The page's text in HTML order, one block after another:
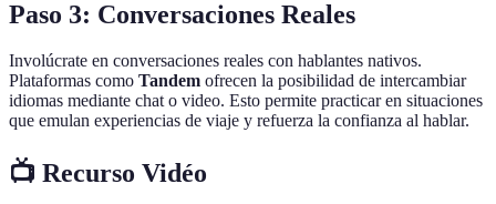
Paso 3: Conversaciones Reales
Involúcrate en conversaciones reales con hablantes nativos.
Plataformas como Tandem ofrecen la posibilidad de intercambiar
idiomas mediante chat o video. Esto permite practicar en situaciones
que emulan experiencias de viaje y refuerza la confianza al hablar.
📺 Recurso Vidéo